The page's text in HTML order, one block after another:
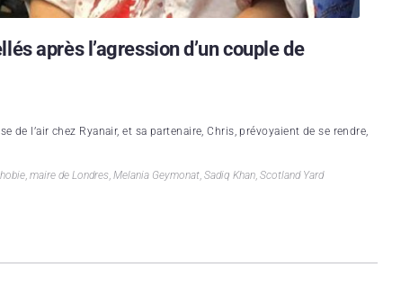
après l’agression d’un couple de
de l’air chez Ryanair, et sa partenaire, Chris, prévoyaient de se rendre,
, maire de Londres, Melania Geymonat, Sadiq Khan, Scotland Yard